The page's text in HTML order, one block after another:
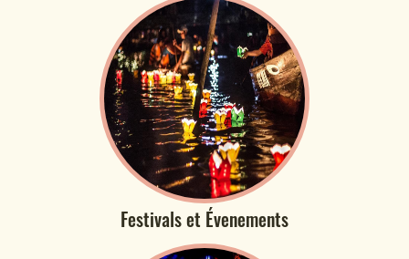
Festivals et Évenements